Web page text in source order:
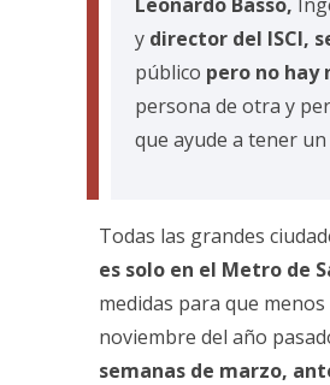
y director del ISCI,
público pero no hay
persona de otra y
que ayude a tener
Todas las grandes
es solo en el Metro de
medidas para que
noviembre del año
semanas de marzo,